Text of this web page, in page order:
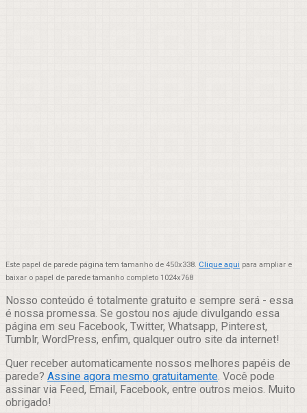
Este papel de parede página tem tamanho de 450x338. Clique aqui para ampliar e
baixar o papel de parede tamanho completo 1024x768
Nosso conteúdo é totalmente gratuito e sempre será - essa
é nossa promessa. Se gostou nos ajude divulgando essa
página em seu Facebook, Twitter, Whatsapp, Pinterest,
Tumblr, WordPress, enfim, qualquer outro site da internet!
Quer receber automaticamente nossos melhores papéis de
parede? Assine agora mesmo gratuitamente. Você pode
assinar via Feed, Email, Facebook, entre outros meios. Muito
obrigado!